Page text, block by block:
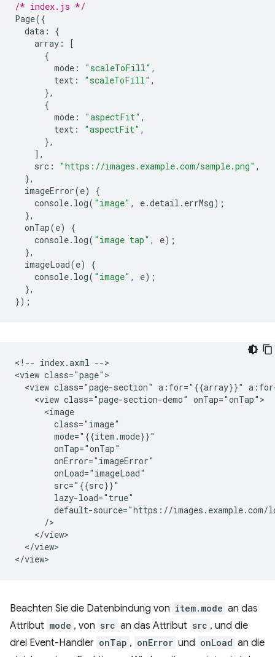
/* index.js */
Page({
data :
{
array :
[
{
mode : "scaleToFill" ,
text : "scaleToFill" ,
},
{
mode : "aspectFit" ,
text : "aspectFit" ,
},
],
src : "https://images.example.com/sample.png" ,
},
imageError(e)
{
console. log( "image" , e.detail . errMsg);
},
onTap(e)
{
console. log( "image tap" , e);
},
imageLoad(e)
{
console. log( "image" , e);
},
});
<!-- index.axml -->
<view class="page">
<view class="page-section" a:for="{{array}}"
    <view class="page-section-demo" onTap="onTap">
      <image
        class="image"
        mode="{{item.mode}}"
        onTap="onTap"
        onError="imageError"
        onLoad="imageLoad"
        src="{{src}}"
        lazy-load="true"
default-source="https://images.example.com/
      />
    </view>
  </view>
Beachten Sie die Datenbindung von item.mode an das
Attribut mode , von src an das Attribut src , und die
drei Event-Handler onTap , onError und onLoad an die